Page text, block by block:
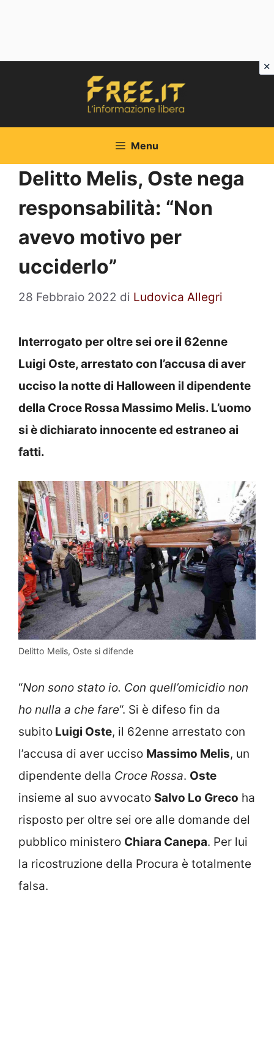
Menu
Delitto Melis, Oste nega
responsabilità: “Non
avevo motivo per
ucciderlo”
28 Febbraio 2022 di Ludovica Allegri
Interrogato per oltre sei ore il 62enne
Luigi Oste, arrestato con l’accusa di aver
ucciso la notte di Halloween il dipendente
della Croce Rossa Massimo Melis. L’uomo
si è dichiarato innocente ed estraneo ai
fatti.
Delitto Melis, Oste si difende
“Non sono stato io. Con quell’omicidio non
ho nulla a che fare“. Si è difeso fin da
subito Luigi Oste, il 62enne arrestato con
l’accusa di aver ucciso Massimo Melis, un
dipendente della Croce Rossa. Oste
insieme al suo avvocato Salvo Lo Greco ha
risposto per oltre sei ore alle domande del
pubblico ministero Chiara Canepa. Per lui
la ricostruzione della Procura è totalmente
falsa.